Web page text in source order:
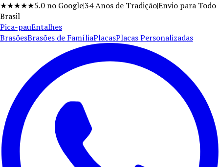
★★★★★5.0 no Google|34Anos de Tradição|Envio para Todo
Brasil
Pica-pauEntalhes
BrasõesBrasões de FamíliaPlacasPlacas Personalizadas